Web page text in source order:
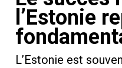
l’Estonie
L’Estonie est